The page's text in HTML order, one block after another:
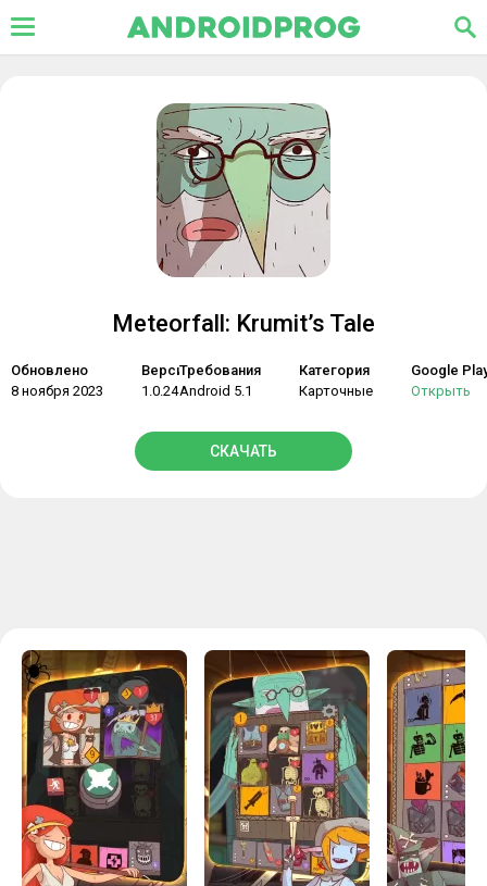
Meteorfall: Krumit’s Tale
Обновлено
8 ноября 2023
Версия
1.0.245
Требования
Android 5.1
Категория
Карточные
Google
Открыть
СКАЧАТЬ